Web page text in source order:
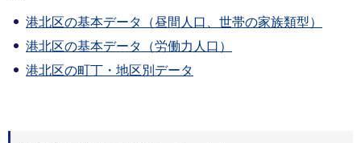
港北区の基本データ（昼間人口、世帯の家族類型）
港北区の基本データ（労働力人口）
港北区の町丁・地区別データ